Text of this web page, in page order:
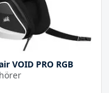
VOID PRO RGB